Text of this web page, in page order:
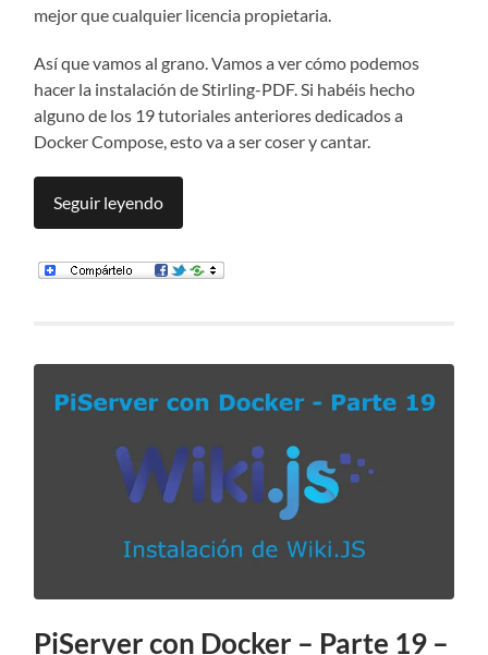
mejor que cualquier licencia propietaria.
Así que vamos al grano. Vamos a ver cómo podemos
hacer la instalación de Stirling-PDF. Si habéis hecho
alguno de los 19 tutoriales anteriores dedicados a
Docker Compose, esto va a ser coser y cantar.
Seguir leyendo
PiServer con Docker – Parte 19 –